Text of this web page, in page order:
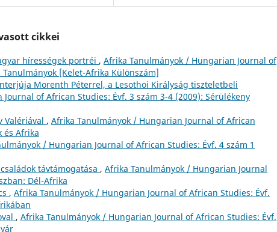
cikkei
hírességek portréi , Afrika Tanulmányok / Hungarian Journal of
[Kelet-Afrika Különszám]
Morenth Péterrel, a Lesothoi Királyság tiszteletbeli
of African Studies: Évf. 3 szám 3-4 (2009): Sérülékeny
Valériával , Afrika Tanulmányok / Hungarian Journal of African
és Afrika
/ Hungarian Journal of African Studies: Évf. 4 szám 1
távtámogatása , Afrika Tanulmányok / Hungarian Journal
Dél-Afrika
, Afrika Tanulmányok / Hungarian Journal of African Studies: Évf.
, Afrika Tanulmányok / Hungarian Journal of African Studies: Évf.